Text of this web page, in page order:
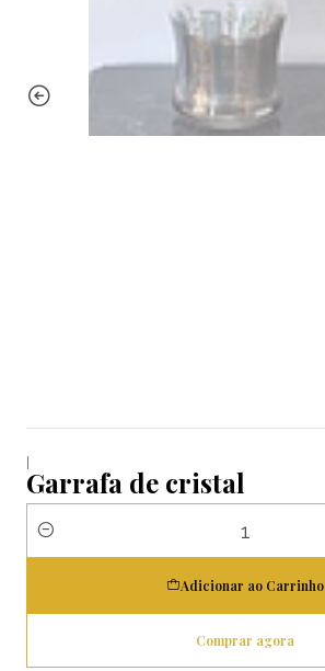
|
Garrafa de cristal
Quantidade
Adicionar ao Carrinho
Comprar agora